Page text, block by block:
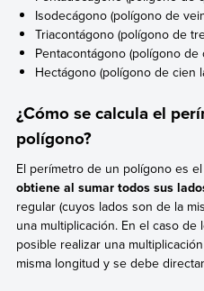
Isodecágono (polígono de
Triacontágono (polígono de
Pentacontágono (polígono de
Hectágono (polígono de cien
¿Cómo se calcula el
polígono?
El perímetro de un polígono es
obtiene al sumar todos sus
regular (cuyos lados son de la
una multiplicación. En el caso
posible realizar una
misma longitud y se debe